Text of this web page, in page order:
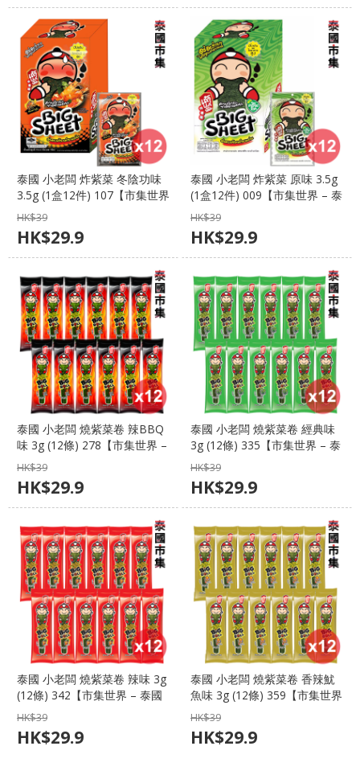
泰國 小老闆 炸紫菜 冬陰功味
3.5g (1盒12件) 107【市集世界
– 泰國市集】
HK$39
HK$29.9
泰國 小老闆 炸紫菜 原味 3.5g
(1盒12件) 009【市集世界 – 泰
國市集】
HK$39
HK$29.9
泰國 小老闆 燒紫菜卷 辣BBQ
味 3g (12條) 278【市集世界 –
泰國市集】
HK$39
HK$29.9
泰國 小老闆 燒紫菜卷 經典味
3g (12條) 335【市集世界 – 泰
國市集】
HK$39
HK$29.9
泰國 小老闆 燒紫菜卷 辣味 3g
(12條) 342【市集世界 – 泰國
市集】
HK$39
HK$29.9
泰國 小老闆 燒紫菜卷 香辣魷
魚味 3g (12條) 359【市集世界
– 泰國市集】
HK$39
HK$29.9